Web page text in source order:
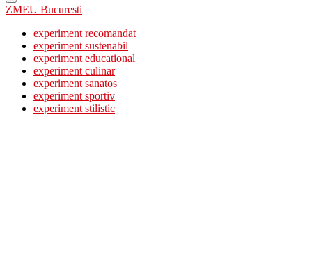
ZMEU Bucuresti
experiment recomandat
experiment sustenabil
experiment educational
experiment culinar
experiment sanatos
experiment sportiv
experiment stilistic